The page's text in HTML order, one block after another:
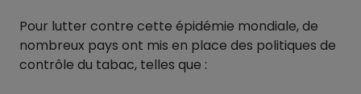
Pour lutter contre cette épidémie mondiale, de
nombreux pays ont mis en place des politiques de
contrôle du tabac, telles que :